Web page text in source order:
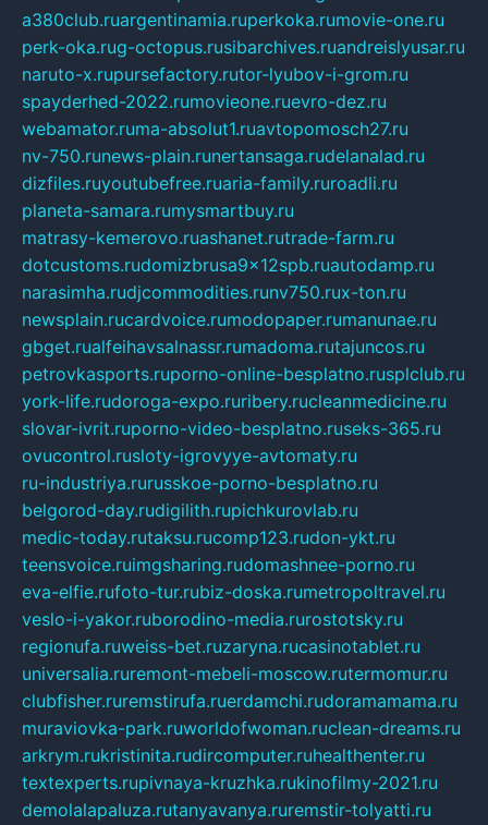
a380club.ruargentinamia.ruperkoka.rumovie-one.ru
perk-oka.rug-octopus.rusibarchives.ruandreislyusar.ru
naruto-x.rupursefactory.rutor-lyubov-i-grom.ru
spayderhed-2022.rumovieone.ruevro-dez.ru
webamator.ruma-absolut1.ruavtopomosch27.ru
nv-750.runews-plain.runertansaga.rudelanalad.ru
dizfiles.ruyoutubefree.ruaria-family.ruroadli.ru
planeta-samara.rumysmartbuy.ru
matrasy-kemerovo.ruashanet.rutrade-farm.ru
dotcustoms.rudomizbrusa9x12spb.ruautodamp.ru
narasimha.rudjcommodities.runv750.rux-ton.ru
newsplain.rucardvoice.rumodopaper.rumanunae.ru
gbget.rualfeihavsalnassr.rumadoma.rutajuncos.ru
petrovkasports.ruporno-online-besplatno.rusplclub.ru
york-life.rudoroga-expo.ruribery.rucleanmedicine.ru
slovar-ivrit.ruporno-video-besplatno.ruseks-365.ru
ovucontrol.rusloty-igrovyye-avtomaty.ru
ru-industriya.rurusskoe-porno-besplatno.ru
belgorod-day.rudigilith.rupichkurovlab.ru
medic-today.rutaksu.rucomp123.rudon-ykt.ru
teensvoice.ruimgsharing.rudomashnee-porno.ru
eva-elfie.rufoto-tur.rubiz-doska.rumetropoltravel.ru
veslo-i-yakor.ruborodino-media.rurostotsky.ru
regionufa.ruweiss-bet.ruzaryna.rucasinotablet.ru
universalia.ruremont-mebeli-moscow.rutermomur.ru
clubfisher.ruremstirufa.ruerdamchi.rudoramamama.ru
muraviovka-park.ruworldofwoman.ruclean-dreams.ru
arkrym.rukristinita.rudircomputer.ruhealthenter.ru
textexperts.rupivnaya-kruzhka.rukinofilmy-2021.ru
demolalapaluza.rutanyavanya.ruremstir-tolyatti.ru